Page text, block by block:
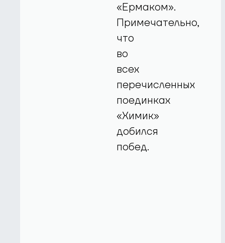
«Ермаком».
Примечательно,
что
во
всех
перечисленных
поединках
«Химик»
добился
побед.